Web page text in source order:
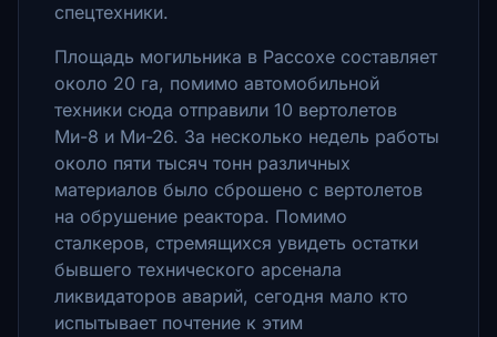
спецтехники.
Площадь могильника в Рассохе составляет
около 20 га, помимо автомобильной
техники сюда отправили 10 вертолетов
Ми-8 и Ми-26. За несколько недель работы
около пяти тысяч тонн различных
материалов было сброшено с вертолетов
на обрушение реактора. Помимо
сталкеров, стремящихся увидеть остатки
бывшего технического арсенала
ликвидаторов аварий, сегодня мало кто
испытывает почтение к этим